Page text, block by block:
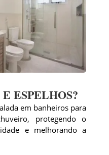
ESPELHOS?
em banheiros para
protegendo o
e melhorando a